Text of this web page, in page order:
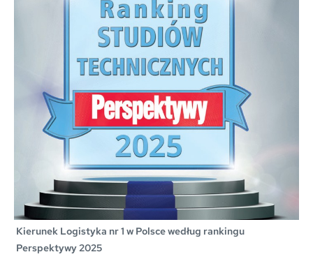
Kierunek Logistyka nr 1 w Polsce według rankingu
Perspektywy 2025